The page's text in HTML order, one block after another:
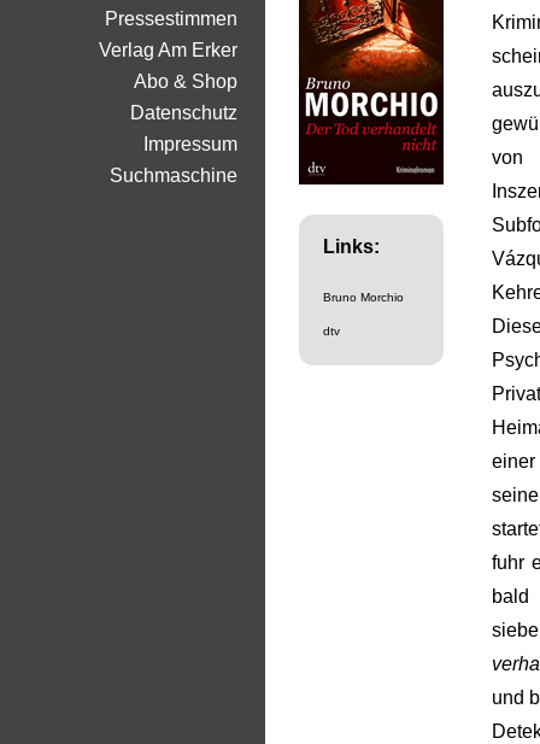
Links:
Bruno Morchio
dtv
von
einer
fuhr
bald
und
Pressestimmen
Verlag Am Erker
Abo & Shop
Datenschutz
Impressum
Suchmaschine